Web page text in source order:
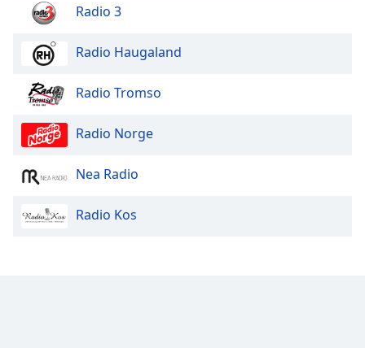
Radio 3
Radio Haugaland
Radio Tromso
Radio Norge
Nea Radio
Radio Kos